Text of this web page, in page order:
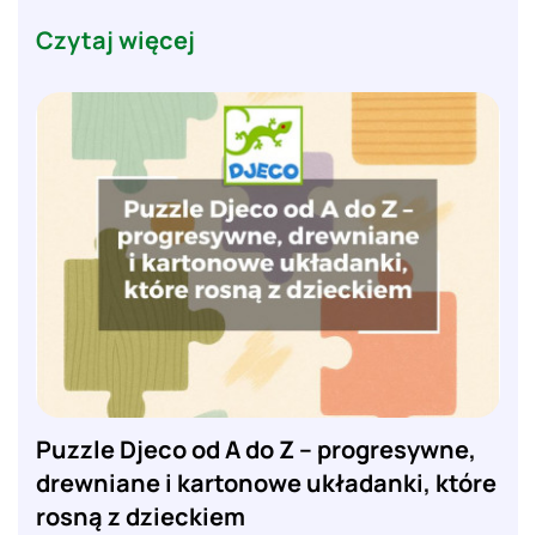
Czytaj więcej
Puzzle Djeco od A do Z – progresywne,
drewniane i kartonowe układanki, które
rosną z dzieckiem